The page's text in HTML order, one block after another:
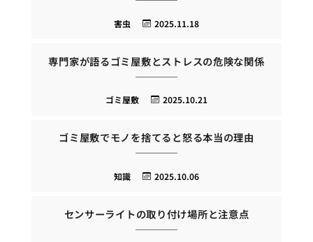
2025.11.18
害虫
専門家が語るゴミ屋敷とストレスの危険な関係
2025.10.21
ゴミ屋敷
ゴミ屋敷でモノを捨てると怒る本当の理由
2025.10.06
知識
センサーライトの取り付け場所と注意点